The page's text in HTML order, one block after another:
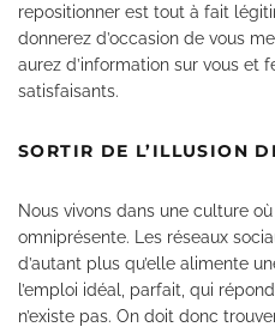
repositionner est tout à fait
donnerez d’occasion de vous
aurez d’information sur vous et
satisfaisants.
SORTIR DE L’ILLUSION
Nous vivons dans une culture
omniprésente. Les réseaux
d’autant plus qu’elle alimente
l’emploi idéal, parfait, qui
n’existe pas. On doit donc